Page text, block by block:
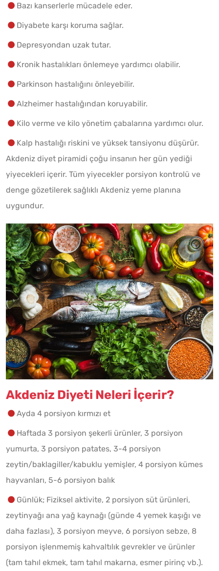
Bazı kanserlerle mücadele eder.
Diyabete karşı koruma sağlar.
Depresyondan uzak tutar.
Kronik hastalıkları önlemeye yardımcı olabilir.
Parkinson hastalığını önleyebilir.
Alzheimer hastalığından koruyabilir.
Kilo verme ve kilo yönetim çabalarına yardımcı olur.
Kalp hastalığı riskini ve yüksek tansiyonu düşürür.
Akdeniz diyet piramidi çoğu insanın her gün yediği
yiyecekleri içerir. Tüm yiyecekler porsiyon kontrolü ve
denge gözetilerek sağlıklı Akdeniz yeme planına
uygundur.
Akdeniz Diyeti Neleri İçerir?
Ayda 4 porsiyon kırmızı et
Haftada 3 porsiyon şekerli ürünler, 3 porsiyon
yumurta, 3 porsiyon patates, 3-4 porsiyon
zeytin/baklagiller/kabuklu yemişler, 4 porsiyon kümes
hayvanları, 5-6 porsiyon balık
Günlük; Fiziksel aktivite, 2 porsiyon süt ürünleri,
zeytinyağı ana yağ kaynağı (günde 4 yemek kaşığı ve
daha fazlası), 3 porsiyon meyve, 6 porsiyon sebze, 8
porsiyon işlenmemiş kahvaltılık gevrekler ve ürünler
(tam tahıl ekmek, tam tahıl makarna, esmer pirinç vb.).